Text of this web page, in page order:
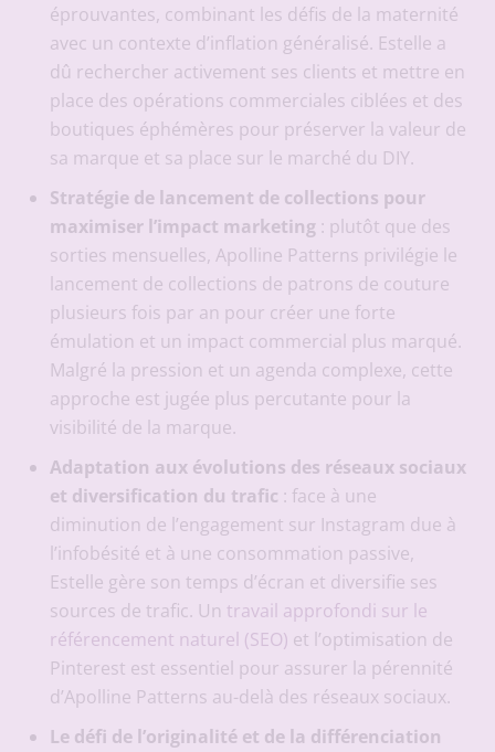
éprouvantes, combinant les défis de la maternité
avec un contexte d’inflation généralisé. Estelle a
dû rechercher activement ses clients et mettre en
place des opérations commerciales ciblées et des
boutiques éphémères pour préserver la valeur de
sa marque et sa place sur le marché du DIY.
Stratégie de lancement de collections pour
maximiser l’impact marketing : plutôt que des
sorties mensuelles, Apolline Patterns privilégie le
lancement de collections de patrons de couture
plusieurs fois par an pour créer une forte
émulation et un impact commercial plus marqué.
Malgré la pression et un agenda complexe, cette
approche est jugée plus percutante pour la
visibilité de la marque.
Adaptation aux évolutions des réseaux sociaux
et diversification du trafic : face à une
diminution de l’engagement sur Instagram due à
l’infobésité et à une consommation passive,
Estelle gère son temps d’écran et diversifie ses
sources de trafic. Un travail approfondi sur le
référencement naturel (SEO) et l’optimisation de
Pinterest est essentiel pour assurer la pérennité
d’Apolline Patterns au-delà des réseaux sociaux.
Le défi de l’originalité et de la différenciation